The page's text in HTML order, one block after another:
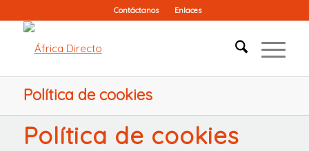
Contáctanos Enlaces
Política de cookies
Política de cookies